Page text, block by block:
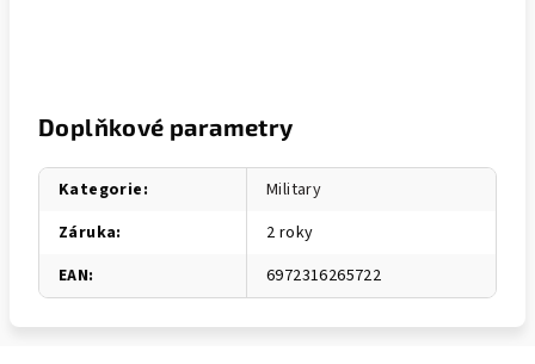
Doplňkové parametry
Kategorie:
Military
Záruka:
2 roky
EAN: 6972316265722